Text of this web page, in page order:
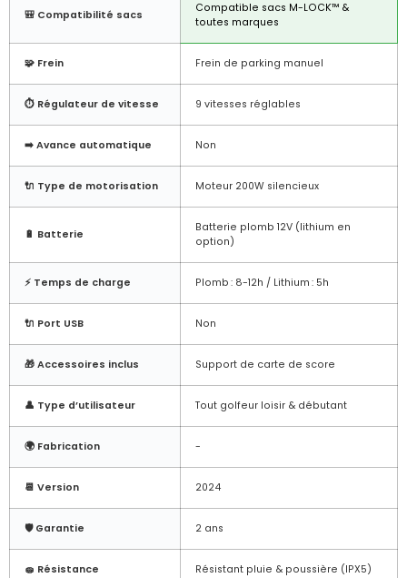
🎒 Compatibilité sacs
Compatible sacs M-LOCK™ &
toutes marques
🧩 Frein Frein de parking manuel
⏱️ Régulateur de vitesse 9 vitesses réglables
➡️ Avance automatique Non
🔌 Type de motorisation Moteur 200W silencieux
🔋 Batterie
Batterie plomb 12V (lithium en
option)
⚡ Temps de charge Plomb : 8-12h / Lithium : 5h
🔌 Port USB Non
🎁 Accessoires inclus Support de carte de score
👤 Type d’utilisateur Tout golfeur loisir & débutant
🌍 Fabrication -
📆 Version 2024
🛡️ Garantie 2 ans
🧽 Résistance Résistant pluie & poussière (IPX5)